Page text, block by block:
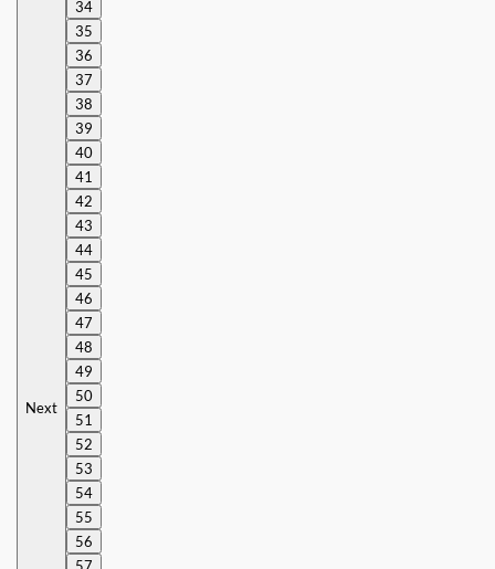
Next
34
35
36
37
38
39
40
41
42
43
44
45
46
47
48
49
50
51
52
53
54
55
56